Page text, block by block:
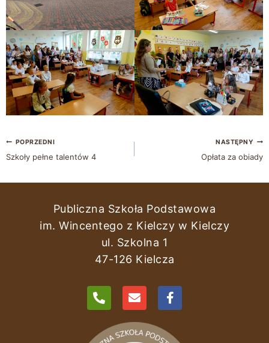
POPRZEDNI
Szkoły pełne talentów 4
NASTĘPNY
Opłata za obiady
Publiczna Szkoła Podstawowa
im. Wincentego z Kielczy w Kielczy
ul. Szkolna 1
47-126 Kielcza